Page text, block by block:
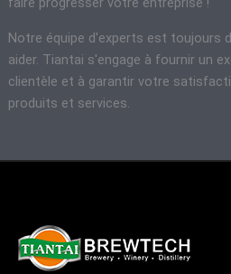
Notre équipe d'experts est toujours
aider. Tiantai s'engage à fournir un
clientèle et à garantir votre
produits et services.